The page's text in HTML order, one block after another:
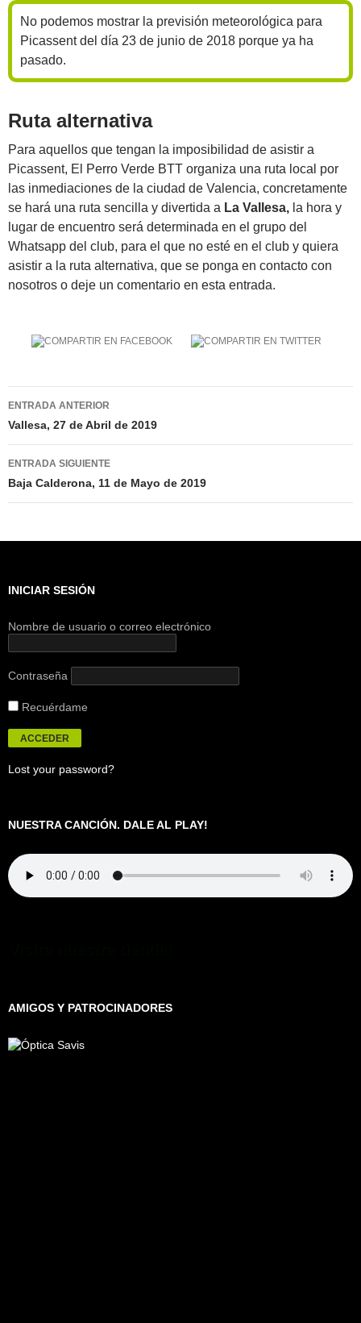
No podemos mostrar la previsión meteorológica para
Picassent del día 23 de junio de 2018 porque ya ha
pasado.
Ruta alternativa
Para aquellos que tengan la imposibilidad de asistir a
Picassent, El Perro Verde BTT organiza una ruta local por
las inmediaciones de la ciudad de Valencia, concretamente
se hará una ruta sencilla y divertida a La Vallesa, la hora y
lugar de encuentro será determinada en el grupo del
Whatsapp del club, para el que no esté en el club y quiera
asistir a la ruta alternativa, que se ponga en contacto con
nosotros o deje un comentario en esta entrada.
Navegación
de
entradas
ENTRADA ANTERIOR
Vallesa, 27 de Abril de 2019
ENTRADA SIGUIENTE
Baja Calderona, 11 de Mayo de 2019
INICIAR SESIÓN
Nombre de usuario o correo electrónico
Contraseña
Recuérdame
Lost your password?
NUESTRA CANCIÓN. DALE AL PLAY!
AMIGOS Y PATROCINADORES